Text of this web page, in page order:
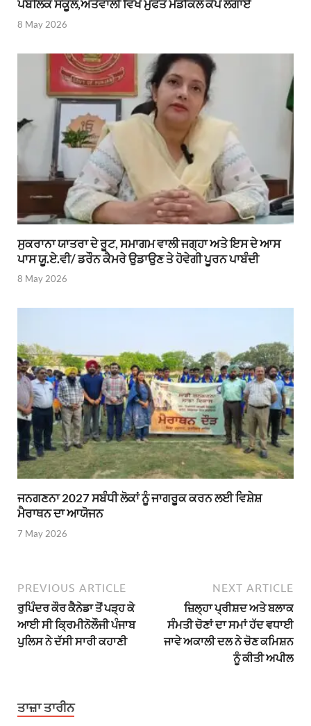
ਪਬਲਿਕ ਸਕੂਲ,ਅੱਤੇਵਾਲੀ ਵਿਖੇ ਮੁਫਤ ਮੈਡੀਕਲ ਕੈਂਪ ਲਗਾਏ
8 May 2026
ਸੁਕਰਾਨਾ ਯਾਤਰਾ ਦੇ ਰੂਟ, ਸਮਾਗਮ ਵਾਲੀ ਜਗ੍ਹਾ ਅਤੇ ਇਸ ਦੇ ਆਸ
ਪਾਸ ਯੂ.ਏ.ਵੀ/ ਡਰੌਨ ਕੈਮਰੇ ਉਡਾਉਣ ਤੇ ਹੋਵੇਗੀ ਪੂਰਨ ਪਾਬੰਦੀ
8 May 2026
ਜਨਗਣਨਾ 2027 ਸਬੰਧੀ ਲੋਕਾਂ ਨੂੰ ਜਾਗਰੂਕ ਕਰਨ ਲਈ ਵਿਸ਼ੇਸ਼
ਮੈਰਾਥਨ ਦਾ ਆਯੋਜਨ
7 May 2026
PREVIOUS ARTICLE
ਰੁਪਿੰਦਰ ਕੌਰ ਕੈਨੇਡਾ ਤੋਂ ਪੜ੍ਹ ਕੇ
ਆਈ ਸੀ ਕ੍ਰਿਮੀਨੋਲੌਜੀ ਪੰਜਾਬ
ਪੁਲਿਸ ਨੇ ਦੱਸੀ ਸਾਰੀ ਕਹਾਣੀ
NEXT ARTICLE
ਜ਼ਿਲ੍ਹਾ ਪ੍ਰੀਸ਼ਦ ਅਤੇ ਬਲਾਕ
ਸੰਮਤੀ ਚੋਣਾਂ ਦਾ ਸਮਾਂ ਹੱਦ ਵਧਾਈ
ਜਾਵੇ ਅਕਾਲੀ ਦਲ ਨੇ ਚੋਣ ਕਮਿਸ਼ਨ
ਨੂੰ ਕੀਤੀ ਅਪੀਲ
ਤਾਜ਼ਾ ਤਾਰੀਨ